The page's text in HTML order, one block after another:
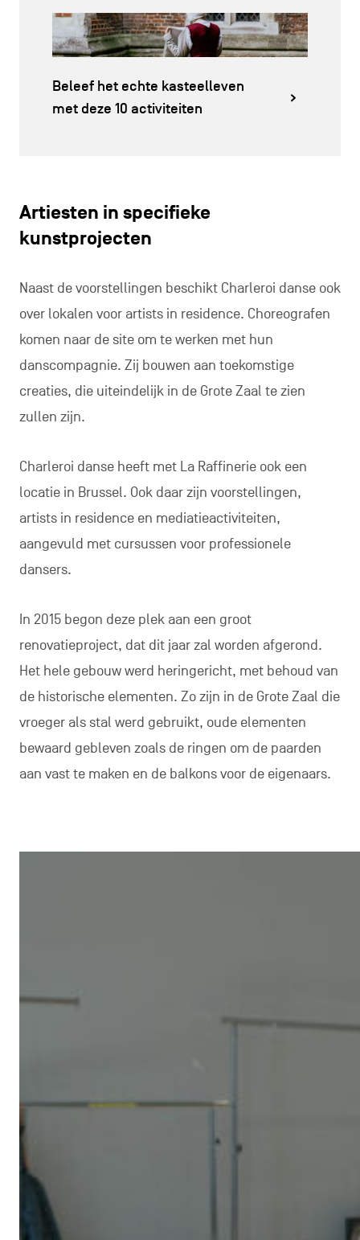
Beleef het echte kasteelleven
met deze 10 activiteiten
Artiesten in specifieke
kunstprojecten
Naast de voorstellingen beschikt Charleroi danse ook
over lokalen voor artists in residence. Choreografen
komen naar de site om te werken met hun
danscompagnie. Zij bouwen aan toekomstige
creaties, die uiteindelijk in de Grote Zaal te zien
zullen zijn.
Charleroi danse heeft met La Raffinerie ook een
locatie in Brussel. Ook daar zijn voorstellingen,
artists in residence en mediatieactiviteiten,
aangevuld met cursussen voor professionele
dansers.
In 2015 begon deze plek aan een groot
renovatieproject, dat dit jaar zal worden afgerond.
Het hele gebouw werd heringericht, met behoud van
de historische elementen. Zo zijn in de Grote Zaal die
vroeger als stal werd gebruikt, oude elementen
bewaard gebleven zoals de ringen om de paarden
aan vast te maken en de balkons voor de eigenaars.